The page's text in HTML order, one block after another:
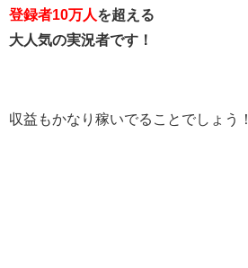
登録者10万人 を超える
大人気の実況者です！
収益もかなり稼いでることでしょう！